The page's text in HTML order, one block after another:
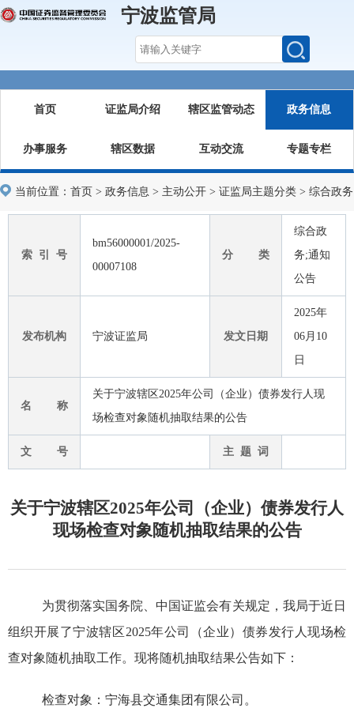
宁波监管局
首页 证监局介绍 辖区监管动态 政务信息
办事服务 辖区数据 互动交流 专题专栏
当前位置： 首页 > 政务信息 > 主动公开 > 证监局主题分类 > 综合政务
索 引 号
bm56000001/2025-
00007108
分 类
综合政
务;通知
公告
发布机构 宁波证监局 发文日期
2025年
06月10
日
名 称
关于宁波辖区2025年公司（企业）债券发行人现
场检查对象随机抽取结果的公告
文 号 主 题 词
关于宁波辖区2025年公司（企业）债券发行人
现场检查对象随机抽取结果的公告
为贯彻落实国务院、 中国证监会有关规定，我局于近日
组织开展了宁波辖区2025年公司 （企业） 债券发行人现场检
查对象随机抽取工作。现将随机抽取结果公告如下：
检查对象： 宁海县交通集团有限公司。